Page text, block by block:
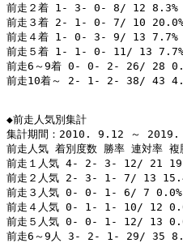
前走２着 1- 3- 0- 8/ 12 8.3%
前走３着 2- 1- 0- 7/ 10
前走４着 1- 0- 3- 9/ 13 7.7%
前走５着 1- 1- 0- 11/ 13
前走6～9着 0- 0- 2- 26/ 28
前走10着～ 2- 1- 2- 38/ 43
◆前走人気別集計
集計期間：2010. 9.12 ～
前走人気 着別度数 勝率 連対率 複
前走１人気 4- 2- 3- 12/ 21
前走２人気 2- 3- 1- 7/ 13
前走３人気 0- 0- 1- 6/ 7 0.0%
前走４人気 0- 1- 1- 10/ 12
前走５人気 0- 0- 1- 12/ 13
前走6～9人 3- 2- 1- 29/ 35